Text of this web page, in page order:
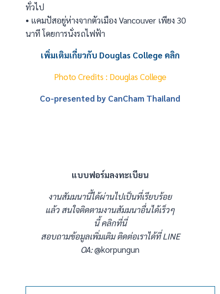
ทั่วไป
• แคมปัสอยู่ห่างจากตัวเมือง Vancouver เพียง 30
นาที โดยการนั่งรถไฟฟ้า
เพิ่มเติมเกี่ยวกับ Douglas College คลิก
Photo Credits : Douglas College
Co-presented by CanCham Thailand
แบบฟอร์มลงทะเบียน
งานสัมมนานี้ได้ผ่านไปเป็นที่เรียบร้อย
แล้ว สนใจติดตามงานสัมมนาอื่นได้เร็วๆ
นี้คลิกที่นี่
สอบถามข้อมูลเพิ่มเติม ติดต่อเราได้ที่ LINE
OA:@korpungun